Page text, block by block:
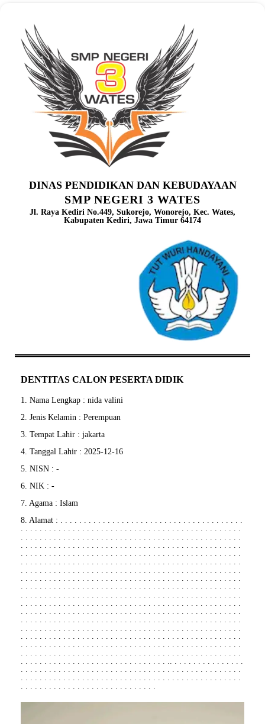
DINAS PENDIDIKAN DAN KEBUDAYAAN
SMP NEGERI 3 WATES
Jl. Raya Kediri No.449, Sukorejo, Wonorejo, Kec. Wates,
Kabupaten Kediri, Jawa Timur 64174
DENTITAS CALON PESERTA DIDIK
1. Nama Lengkap : nida valini
2. Jenis Kelamin : Perempuan
3. Tempat Lahir : jakarta
4. Tanggal Lahir : 2025-12-16
5. NISN : -
6. NIK : -
7. Agama : Islam
8. Alamat : . . . . . . . . . . . . . . . . . . . . . . . . . . . . . . . . . . . . . . .
. . . . . . . . . . . . . . . . . . . . . . . . . . . . . . . . . . . . . . . . . . . . . . .
. . . . . . . . . . . . . . . . . . . . . . . . . . . . . . . . . . . . . . . . . . . . . . .
. . . . . . . . . . . . . . . . . . . . . . . . . . . . . . . . . . . . . . . . . . . . . . .
. . . . . . . . . . . . . . . . . . . . . . . . . . . . . . . . . . . . . . . . . . . . . . .
. . . . . . . . . . . . . . . . . . . . . . . . . . . . . . . . . . . . . . . . . . . . . . .
. . . . . . . . . . . . . . . . . . . . . . . . . . . . . . . . . . . . . . . . . . . . . . .
. . . . . . . . . . . . . . . . . . . . . . . . . . . . . . . . . . . . . . . . . . . . . . .
. . . . . . . . . . . . . . . . . . . . . . . . . . . . . . . . . . . . . . . . . . . . . . .
. . . . . . . . . . . . . . . . . . . . . . . . . . . . . . . . . . . . . . . . . . . . . . .
. . . . . . . . . . . . . . . . . . . . . . . . . . . . . . . . . . . . . . . . . . . . . . .
. . . . . . . . . . . . . . . . . . . . . . . . . . . . . . . . . . . . . . . . . . . . . . .
. . . . . . . . . . . . . . . . . . . . . . . . . . . . . . . . . . . . . . . . . . . . . . .
. . . . . . . . . . . . . . . . . . . . . . . . . . . . . . . . . . . . . . . . . . . . . . .
. . . . . . . . . . . . . . . . . . . . . . . . . . . . . . . . . . . . . . . . . . . . . . .
. . . . . . . . . . . . . . . . . . . . . . . . . . . . . . . . . . . . . . . . . . . . . . .
. . . . . . . . . . . . . . . . . . . . . . . . . . . . . . . . . . . . . . . . . . . . . . .
. . . . . . . . . . . . . . . . . . . . . . . . . . . . . . . .. . . . . . . . . . . . . . . .
. . . . . . . . . . . . . . . . . . . . . . . . . . . . . . . . . . . . . . . . . . . . . . .
. . . . . . . . . . . . . . . . . . . . . . . . . . . . . . . . . . . . . . . . . . . . . . .
. . . . . . . . . . . . . . . . . . . . . . . . . . . . .